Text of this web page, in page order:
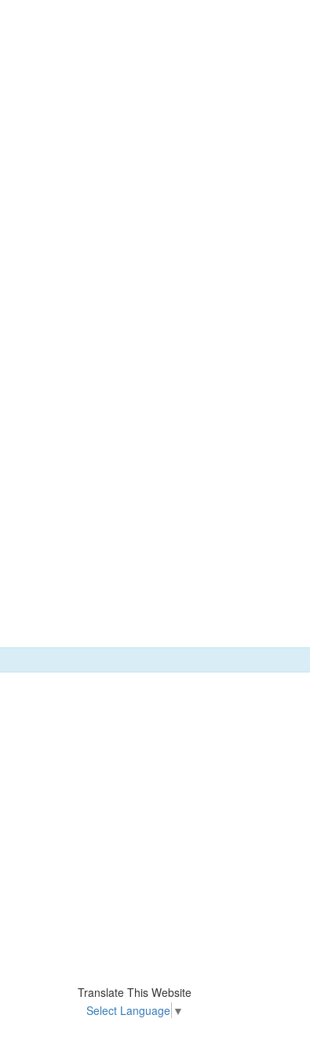
Translate This Website
Select Language ▼